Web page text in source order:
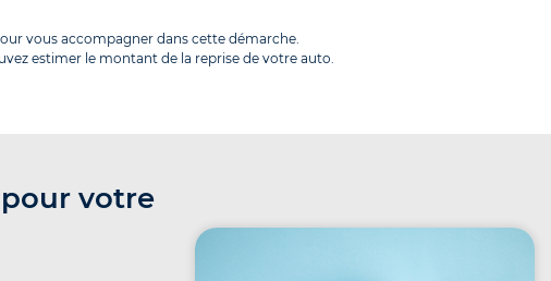
vous accompagner dans cette démarche.
estimer le montant de la reprise de votre auto.
votre